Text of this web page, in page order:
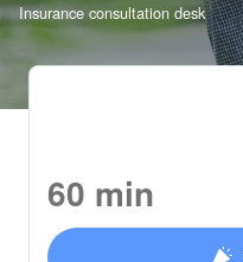
Insurance consultation desk
60 min